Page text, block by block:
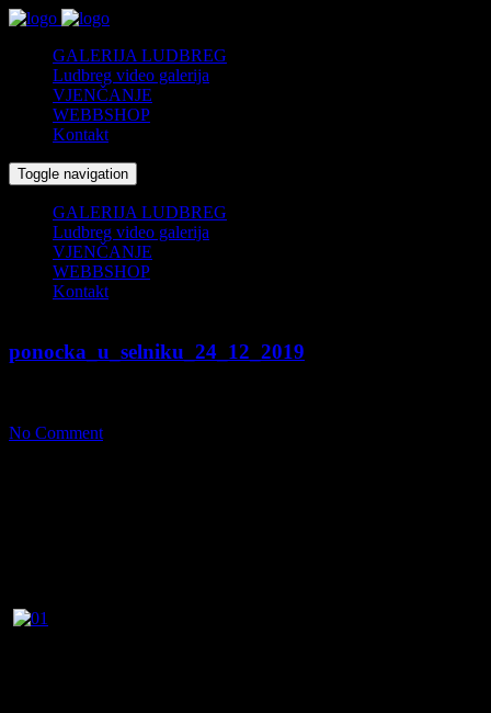
GALERIJA LUDBREG
Ludbreg video galerija
VJENČANJE
WEBBSHOP
Kontakt
Toggle navigation
GALERIJA LUDBREG
Ludbreg video galerija
VJENČANJE
WEBBSHOP
Kontakt
ponocka_u_selniku_24_12_2019
No Comment